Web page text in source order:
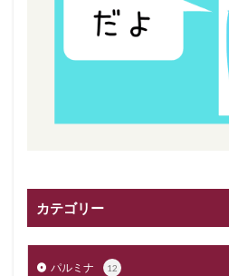
カテゴリー
パルミナ 12